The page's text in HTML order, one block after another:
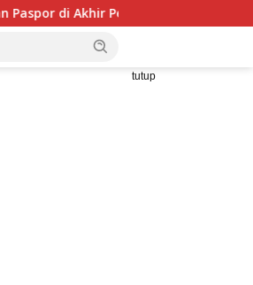
LBH HIMNI Ingatkan Kasus
tutup